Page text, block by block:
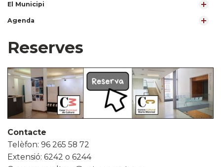
El Municipi
Agenda
Reserves
Contacte
Telèfon: 96 265 58 72
Extensió: 6242 o 6244